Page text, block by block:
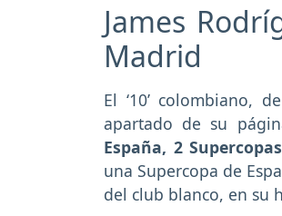
James
Madrid
El ‘10’ colombiano,
apartado de su
España, 2
una Supercopa de
del club blanco, en su